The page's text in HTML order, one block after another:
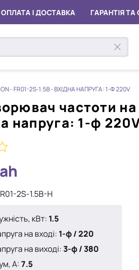
ОПЛАТА І ДОСТАВКА ГАРАНТІЯ ТА
- FR01-2S-1.5B - ВХІДНА НАПРУГА: 1-Ф 220V
частоти на
напруга: 1-ф
2S-1.5B-H
кВт: 1.5
на вході: 1-ф / 220
на виході:3-ф / 380
A:7.5